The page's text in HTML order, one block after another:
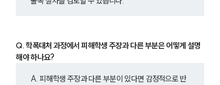
Q. 학폭대처 과정에서 피해학생 주장과 다른 부분은 어떻게 설명
해야 하나요?
A. 피해학생 주장과 다른 부분이 있다면 감정적으로 반